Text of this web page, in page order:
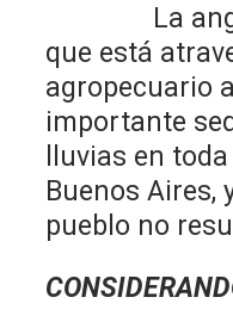
La
que está
agropecuario
importante
lluvias en
Buenos Aires,
pueblo no